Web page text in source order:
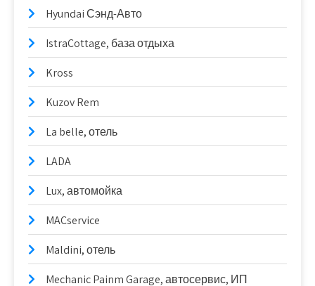
Hyundai Сэнд-Авто
IstraCottage, база отдыха
Kross
Kuzov Rem
La belle, отель
LADA
Lux, автомойка
MACservice
Maldini, отель
Mechanic Painm Garage, автосервис, ИП